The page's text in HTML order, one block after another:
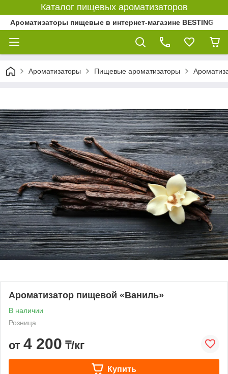
Каталог пищевых ароматизаторов
Ароматизаторы пищевые в интернет-магазине BESTING
Ароматизаторы Пищевые ароматизаторы
Ароматизатор пищевой «Ваниль»
В наличии
Розница
от 4 200 ₸/кг
Купить